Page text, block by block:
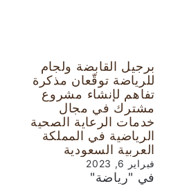
برجيل القابضة ولجام
للرياضة توقّعان مذكرة
تفاهم لإنشاء مشروع
مشترك في مجال
خدمات الرعاية الصحية
الرياضية في المملكة
العربية السعودية
فبراير 6, 2023
في "رياضة"